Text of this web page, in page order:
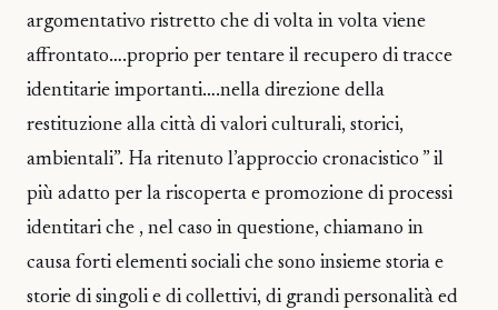
argomentativo ristretto che di volta in volta viene
affrontato….proprio per tentare il recupero di tracce
identitarie importanti….nella direzione della
restituzione alla città di valori culturali, storici,
ambientali”. Ha ritenuto l’approccio cronacistico ” il
più adatto per la riscoperta e promozione di processi
identitari che , nel caso in questione, chiamano in
causa forti elementi sociali che sono insieme storia e
storie di singoli e di collettivi, di grandi personalità ed